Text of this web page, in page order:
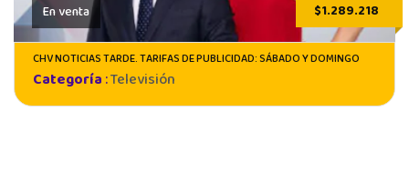
En venta $1.289.218
CHV NOTICIAS TARDE. TARIFAS DE PUBLICIDAD: SÁBADO Y DOMINGO
Categoría:Televisión